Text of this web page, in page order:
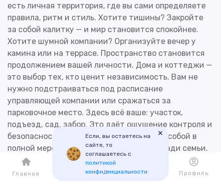
есть личная территория, где вы сами определяете
правила, ритм и стиль. Хотите тишины? Закройте
за собой калитку — и мир становится спокойнее.
Хотите шумной компании? Организуйте вечер у
камина или на террасе. Пространство становится
продолжением вашей личности. Дома и коттеджи —
это выбор тех, кто ценит независимость. Вам не
нужно подстраиваться под расписание
управляющей компании или сражаться за
парковочное место. Здесь всё ваше: участок,
подъезд, сад, забор. Это даёт ощущение контроля и
безопасности, а главное — свободу быть собой в
полной мере. Многие стремятся к дому ради семьи.
Просторные комнаты, своя территория,
возможность устроить детскую площадку,
Если, вы остаетесь на
сайте, то
соглашаетесь с
политикой
конфиденциальности
×
Главная Каталог Избранное Профиль